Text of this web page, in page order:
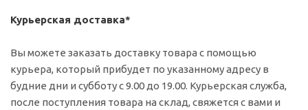
Курьерская доставка*
Вы можете заказать доставку товара с помощью
курьера, который прибудет по указанному адресу в
будние дни и субботу с 9.00 до 19.00. Курьерская служба,
после поступления товара на склад, свяжется с вами и